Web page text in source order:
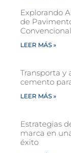
Explorando
de
Convencional
LEER MÁS »
Transporta y
cemento
LEER MÁS »
Estrategias
marca en
éxito